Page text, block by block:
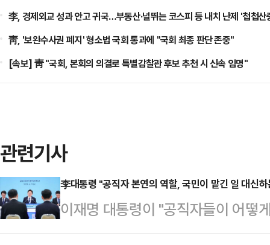
李, 경제외교 성과 안고 귀국…부동산·널뛰는 코스피 등 내치 난제 '첩첩산
靑, '보완수사권 폐지' 형소법 국회 통과에 "국회 최종 판단 존중"
[속보] 靑 "국회, 본회의 의결로 특별감찰관 후보 추천 시 신속 임명"
관련기사
李대통령 "공직자 본연의 역할, 국민이 맡긴 일 대신
이재명 대통령이 "공직자들이 어떻
것 아니겠나"라며 공직사회의 책임